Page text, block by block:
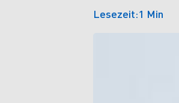
Lesezeit:1 Min